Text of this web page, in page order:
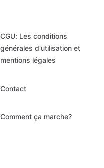
CGU: Les conditions
générales d'utilisation et
mentions légales
Contact
Comment ça marche?